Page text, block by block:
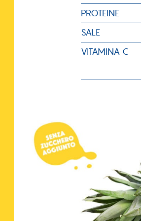
PROTEINE
SALE
VITAMINA C